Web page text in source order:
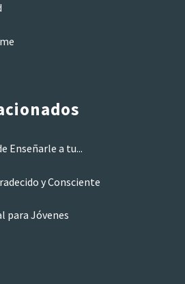
Enseñarle a tu...
y Consciente
para Jóvenes